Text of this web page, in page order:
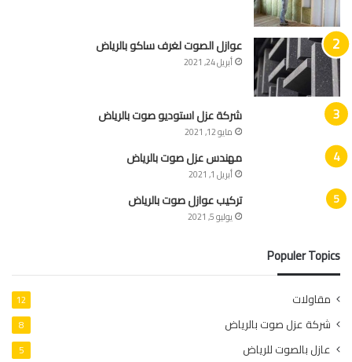
عوازل الصوت لغرف ساكو بالرياض
أبريل 24, 2021
شركة عزل استوديو صوت بالرياض
مايو 12, 2021
مهندس عزل صوت بالرياض
أبريل 1, 2021
تركيب عوازل صوت بالرياض
يوليو 5, 2021
Populer Topics
مقاولات 12
شركة عزل صوت بالرياض 8
عازل بالصوت للرياض 5